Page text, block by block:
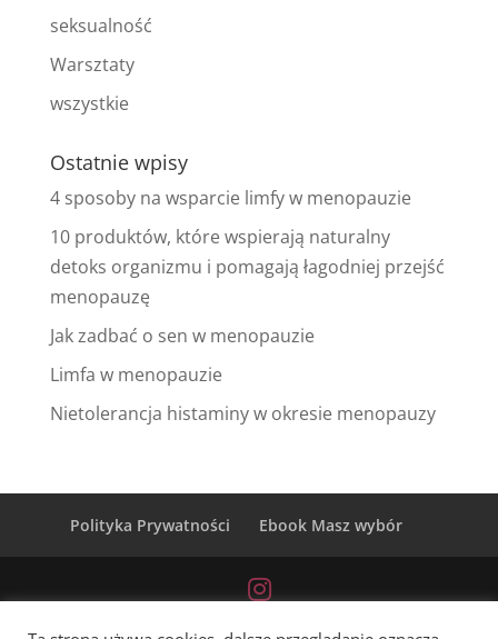
seksualność
Warsztaty
wszystkie
Ostatnie wpisy
4 sposoby na wsparcie limfy w menopauzie
10 produktów, które wspierają naturalny
detoks organizmu i pomagają łagodniej przejść
menopauzę
Jak zadbać o sen w menopauzie
Limfa w menopauzie
Nietolerancja histaminy w okresie menopauzy
Polityka Prywatności Ebook Masz wybór